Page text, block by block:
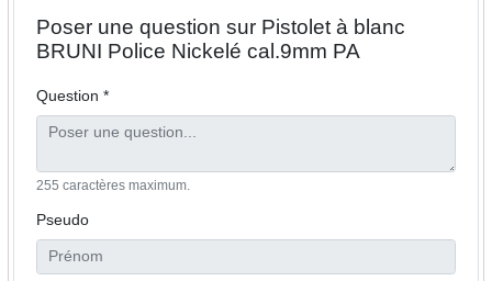
Poser une question sur Pistolet à blanc
BRUNI Police Nickelé cal.9mm PA
Question *
255 caractères maximum.
Pseudo